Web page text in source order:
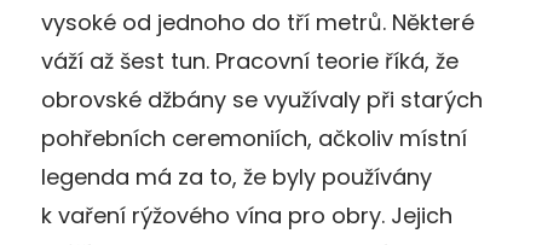
vysoké od jednoho do tří metrů. Některé
váží až šest tun. Pracovní teorie říká, že
obrovské džbány se využívaly při starých
pohřebních ceremoniích, ačkoliv místní
legenda má za to, že byly používány
k vaření rýžového vína pro obry. Jejich